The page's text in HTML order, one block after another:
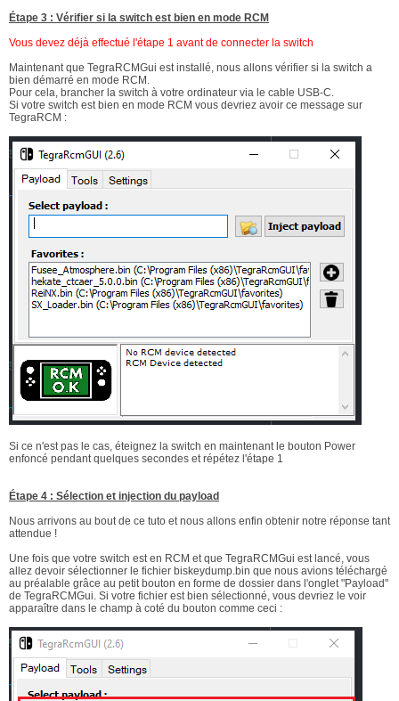
Étape 3 : Vérifier si la switch est bien en mode RCM
Vous devez déjà effectué l'étape 1 avant de connecter la switch
Maintenant que TegraRCMGui est installé, nous allons vérifier si la switch a
bien démarré en mode RCM.
Pour cela, brancher la switch à votre ordinateur via le cable USB-C.
Si votre switch est bien en mode RCM vous devriez avoir ce message sur
TegraRCM :
Si ce n'est pas le cas, éteignez la switch en maintenant le bouton Power
enfoncé pendant quelques secondes et répétez l'étape 1
Étape 4 : Sélection et injection du payload
Nous arrivons au bout de ce tuto et nous allons enfin obtenir notre réponse tant
attendue !
Une fois que votre switch est en RCM et que TegraRCMGui est lancé, vous
allez devoir sélectionner le fichier biskeydump.bin que nous avions téléchargé
au préalable grâce au petit bouton en forme de dossier dans l'onglet "Payload"
de TegraRCMGui. Si votre fichier est bien sélectionné, vous devriez le voir
apparaître dans le champ à coté du bouton comme ceci :